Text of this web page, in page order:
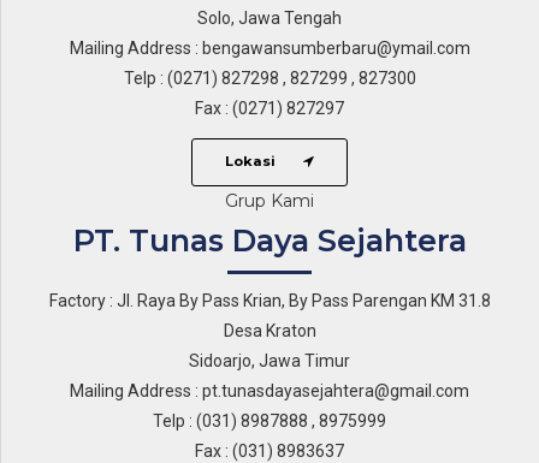
Solo, Jawa Tengah
Mailing Address : bengawansumberbaru@ymail.com
Telp : (0271) 827298 , 827299 , 827300
Fax : (0271) 827297
Lokasi
Grup Kami
PT. Tunas Daya Sejahtera
Factory : Jl. Raya By Pass Krian, By Pass Parengan KM 31.8
Desa Kraton
Sidoarjo, Jawa Timur
Mailing Address : pt.tunasdayasejahtera@gmail.com
Telp : (031) 8987888 , 8975999
Fax : (031) 8983637